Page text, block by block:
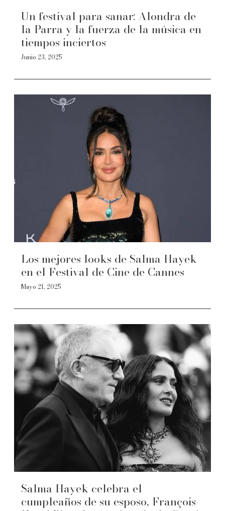
Un festival para sanar: Alondra de
la Parra y la fuerza de la música en
tiempos inciertos
Junio 23, 2025
Los mejores looks de Salma Hayek
en el Festival de Cine de Cannes
Mayo 21, 2025
Salma Hayek celebra el
cumpleaños de su esposo, François-